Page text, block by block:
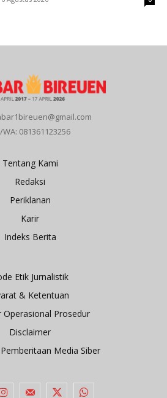
WA: 081361123256
Tentang Kami
Redaksi
Periklanan
Karir
Indeks Berita
Etik Jurnalistik
& Ketentuan
Operasional Prosedur
Disclaimer
Media Siber